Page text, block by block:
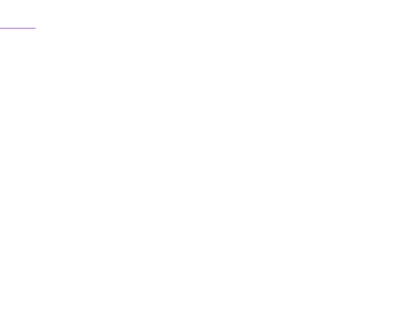
osećaj
i kože sklone alergiji.
skvaleni) jačaju
ujutru i